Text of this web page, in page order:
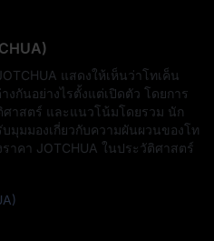
แสดงให้เห็นว่าโทเค็น
กันอย่างไรตั้งแต่เปิดตัว โดยการ
าสตร์ และแนวโน้มโดยรวม นัก
มุมมองเกี่ยวกับความผันผวนของโท
าคา JOTCHUA ในประวัติศาสตร์